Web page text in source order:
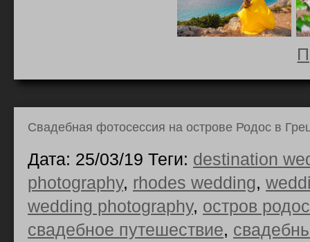
Свадебная фотосессия на острове Родос в
Дата: 25/03/19 Теги: destination
photography, rhodes wedding,
wedding photography, остров родос
свадебное путешествие,